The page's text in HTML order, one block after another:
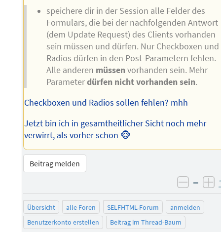
speichere dir in der Session alle Felder des
Formulars, die bei der nachfolgenden Antwort
(dem Update Request) des Clients vorhanden
sein müssen und dürfen. Nur Checkboxen und
Radios dürfen in den Post-Parametern fehlen.
Alle anderen müssenvorhanden sein. Mehr
Parameterdürfen nicht vorhanden sein.
Checkboxen und Radios sollen fehlen? mhh
Jetzt bin ich in gesamtheitlicher Sicht noch mehr
verwirrt, als vorher schon 🐵
Beitrag melden
–
Übersicht alle Foren SELFHTML-Forum
anmelden
Benutzerkonto erstellen
Beitrag im Thread-Baum